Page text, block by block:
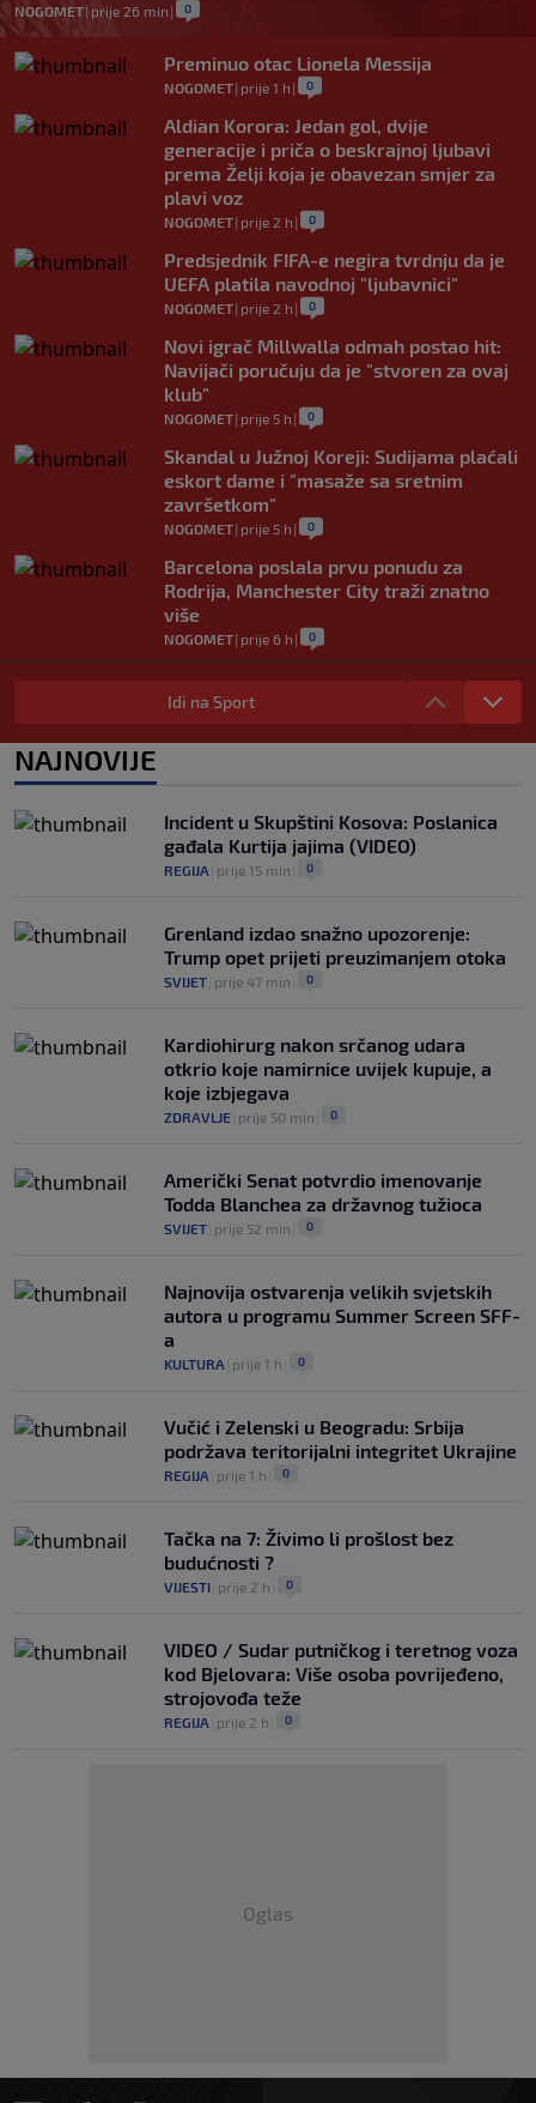
NOGOMET| prije 26 min | 0
Preminuo otac Lionela Messija
NOGOMET| prije 1 h | 0
Aldian Korora: Jedan gol, dvije
generacije i priča o beskrajnoj ljubavi
prema Želji koja je obavezan smjer za
plavi voz
NOGOMET| prije 2 h | 0
Predsjednik FIFA-e negira tvrdnju da je
UEFA platila navodnoj "ljubavnici"
NOGOMET| prije 2 h | 0
Novi igrač Millwalla odmah postao hit:
Navijači poručuju da je "stvoren za ovaj
klub"
NOGOMET| prije 5 h | 0
Skandal u Južnoj Koreji: Sudijama plaćali
eskort dame i "masaže sa sretnim
završetkom"
NOGOMET| prije 5 h | 0
Barcelona poslala prvu ponudu za
Rodrija, Manchester City traži znatno
više
NOGOMET| prije 6 h | 0
Dalić će postati najskuplji hrvatski
trener u historiji i jedan od najplaćenijih
0
ljubav: Njihova priča ponovo postala
viralna
NOGOMET 7. aug. 0
Idi na Sport
NAJNOVIJE
Incident u Skupštini Kosova: Poslanica
gađala Kurtija jajima (VIDEO)
REGIJA prije 15 min 0
Grenland izdao snažno upozorenje:
Trump opet prijeti preuzimanjem otoka
SVIJET prije 47 min 0
Kardiohirurg nakon srčanog udara
otkrio koje namirnice uvijek kupuje, a
koje izbjegava
ZDRAVLJE prije 50 min 0
Američki Senat potvrdio imenovanje
Todda Blanchea za državnog tužioca
SVIJET prije 52 min 0
Najnovija ostvarenja velikih svjetskih
autora u programu Summer Screen SFF-
a
KULTURA prije 1 h 0
Vučić i Zelenski u Beogradu: Srbija
podržava teritorijalni integritet Ukrajine
REGIJA prije 1 h 0
Tačka na 7: Živimo li prošlost bez
budućnosti ?
VIJESTI prije 2 h 0
VIDEO / Sudar putničkog i teretnog voza
kod Bjelovara: Više osoba povrijeđeno,
strojovođa teže
REGIJA prije 2 h 0
Oglas